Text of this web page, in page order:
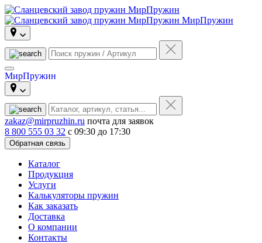
МирПружин
МирПружин
zakaz@mirpruzhin.ru почта для заявок
8 800 555 03 32 с 09:30 до 17:30
Обратная связь
Каталог
Продукция
Услуги
Калькуляторы пружин
Как заказать
Доставка
О компании
Контакты